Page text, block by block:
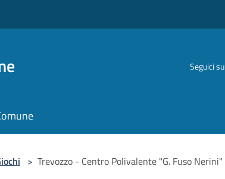
Seguici su
> Trevozzo - Centro Polivalente "G. Fuso Nerini"